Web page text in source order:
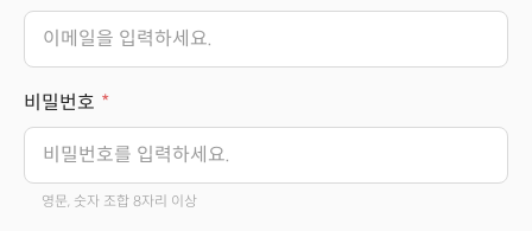
비밀번호
영문, 숫자 조합 8자리 이상